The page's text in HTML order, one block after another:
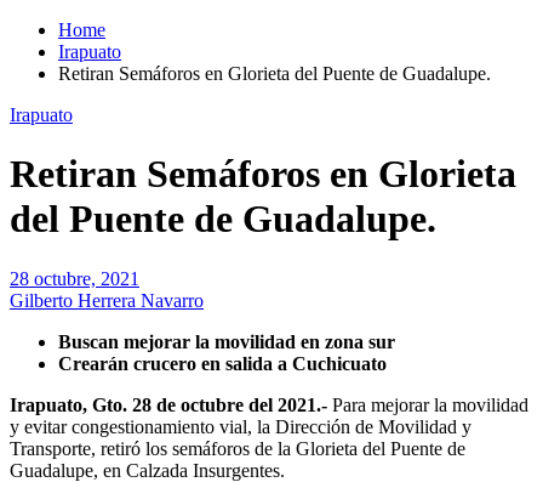
Home
Irapuato
Retiran Semáforos en Glorieta del Puente de Guadalupe.
Irapuato
Retiran Semáforos en Glorieta
del Puente de Guadalupe.
28 octubre, 2021
Gilberto Herrera Navarro
Buscan mejorar la movilidad en zona sur
Crearán crucero en salida a Cuchicuato
Irapuato, Gto. 28 de octubre del 2021.- Para mejorar la movilidad
y evitar congestionamiento vial, la Dirección de Movilidad y
Transporte, retiró los semáforos de la Glorieta del Puente de
Guadalupe, en Calzada Insurgentes.